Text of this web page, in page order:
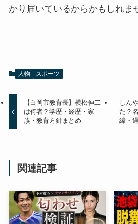
かり届いているからかもしれま
人物 スポーツ
【白岡市教育長】横松伸二
は何者？学歴・経歴・家
族・教育方針まとめ
しん
た？
緯・
関連記事